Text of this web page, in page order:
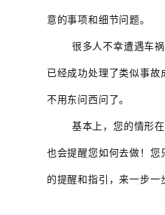
意的事项和细节问题。
很多人不幸遭遇车
已经成功处理了类似事
不用东问西问了。
基本上，您的情形
也会提醒您如何去做！ 您
的提醒和指引，来一步一